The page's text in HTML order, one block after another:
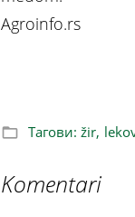
Agroinfo.rs
Тагови: žir,
Komentari